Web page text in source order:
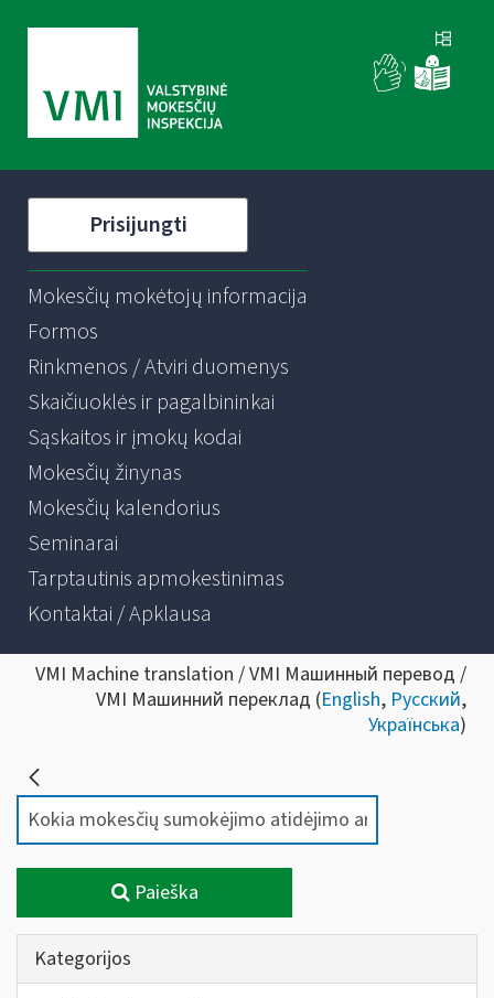
Prisijungti
Mokesčių mokėtojų informacija
Formos
Rinkmenos / Atviri duomenys
Skaičiuoklės ir pagalbininkai
Sąskaitos ir įmokų kodai
Mokesčių žinynas
Mokesčių kalendorius
Seminarai
Tarptautinis apmokestinimas
Kontaktai / Apklausa
VMI Machine translation / VMI Машинный перевод /
VMI Машинний переклад (English, Русский,
Українська)
Paieška
Kategorijos